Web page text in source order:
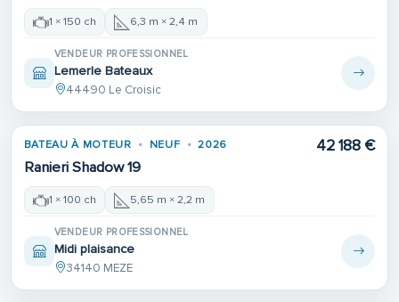
1 × 150 ch 6,3 m × 2,4 m
VENDEUR PROFESSIONNEL
Lemerle Bateaux
44490 Le Croisic
BATEAU À MOTEUR NEUF 2026
Ranieri Shadow 19
42 188 €
1 × 100 ch 5,65 m × 2,2 m
VENDEUR PROFESSIONNEL
Midi plaisance
34140 MEZE